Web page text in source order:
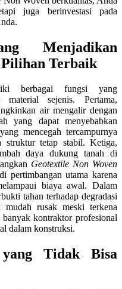
juga berinvestasi pada
Menjadikan
Terbaik
berbagai fungsi yang
material sejenis. Pertama,
air mengalir dengan
yang dapat menyebabkan
mencegah tercampurnya
struktur tetap stabil. Ketiga,
daya dukung tanah di
Geotextile Non Woven
pertimbangan utama karena
biaya awal. Dalam
tahan terhadap degradasi
rusak meski terkena
kontraktor profesional
dalam konstruksi.
Tidak Bisa